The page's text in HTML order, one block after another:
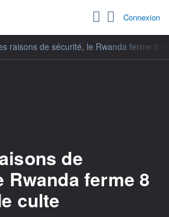
Connexion
raisons de sécurité, le Rwanda ferme 8
de
Rwanda ferme 8
culte